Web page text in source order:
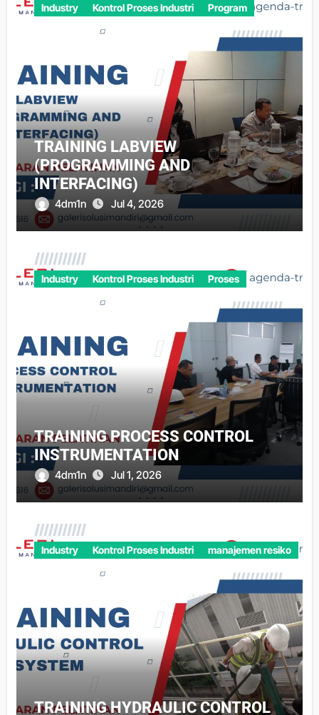
Industry Kontrol Proses Industri Program
TRAINING LABVIEW
(PROGRAMMING AND
INTERFACING)
4dm1n Jul 4, 2026
Industry Kontrol Proses Industri Proses
TRAINING PROCESS CONTROL
INSTRUMENTATION
4dm1n Jul 1, 2026
Industry Kontrol Proses Industri manajemen resiko
TRAINING HYDRAULIC CONTROL